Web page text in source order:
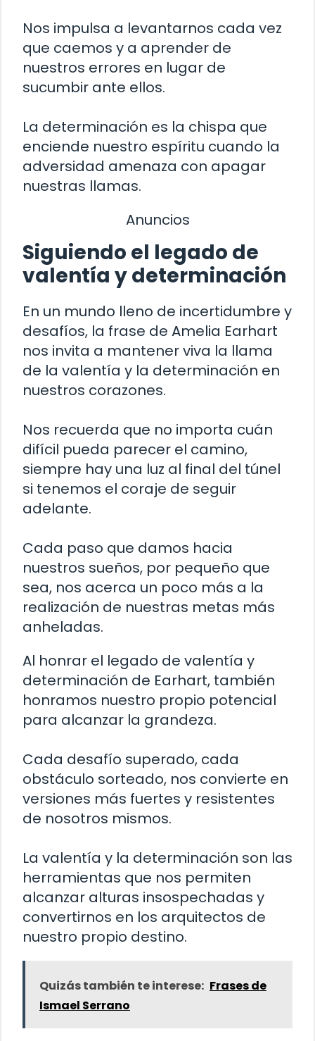
Nos impulsa a levantarnos cada vez
que caemos y a aprender de
nuestros errores en lugar de
sucumbir ante ellos.
La determinación es la chispa que
enciende nuestro espíritu cuando la
adversidad amenaza con apagar
nuestras llamas.
Anuncios
Siguiendo el legado de
valentía y determinación
En un mundo lleno de incertidumbre y
desafíos, la frase de Amelia Earhart
nos invita a mantener viva la llama
de la valentía y la determinación en
nuestros corazones.
Nos recuerda que no importa cuán
difícil pueda parecer el camino,
siempre hay una luz al final del túnel
si tenemos el coraje de seguir
adelante.
Cada paso que damos hacia
nuestros sueños, por pequeño que
sea, nos acerca un poco más a la
realización de nuestras metas más
anheladas.
Al honrar el legado de valentía y
determinación de Earhart, también
honramos nuestro propio potencial
para alcanzar la grandeza.
Cada desafío superado, cada
obstáculo sorteado, nos convierte en
versiones más fuertes y resistentes
de nosotros mismos.
La valentía y la determinación son las
herramientas que nos permiten
alcanzar alturas insospechadas y
convertirnos en los arquitectos de
nuestro propio destino.
Quizás también te interese: Frases de
Ismael Serrano